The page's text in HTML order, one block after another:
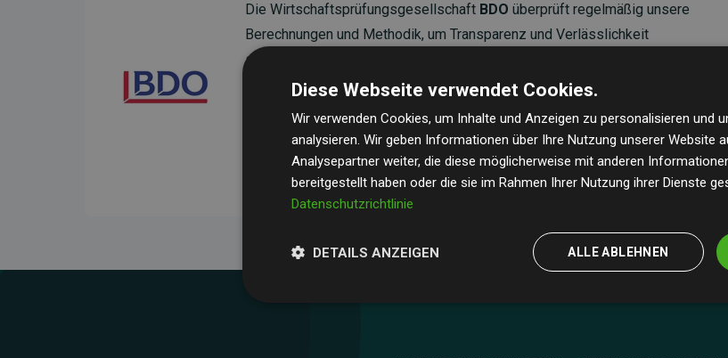
Die Wirtschaftsprüfungsgesellschaft BDO überprüft regelmäßig unsere
Berechnungen und Methodik, um Transparenz und Verlässlichkeit
sicherzustellen.
Ihre Prüfungen belegen, dass unsere Investitionen in Klimaschutzprojekte im
Durchschnitt200 % der geschätzten CO₂-Emissionender teilnehmenden
Websites kompensieren – ein klarer Nachweis für die messbare
unseres Ansatzes.
Diese Webseite verwendet Cookies.
Wir verwenden Cookies, um Inhalte und Anzeigen zu personalisieren und
analysieren. Wir geben Informationen über Ihre Nutzung unserer Website
Analysepartner weiter, die diese möglicherweise mit anderen
bereitgestellt haben oder die sie im Rahmen Ihrer Nutzung ihrer Dienste
Datenschutzrichtlinie
ALLE ABLEHNEN
DETAILS ANZEIGEN